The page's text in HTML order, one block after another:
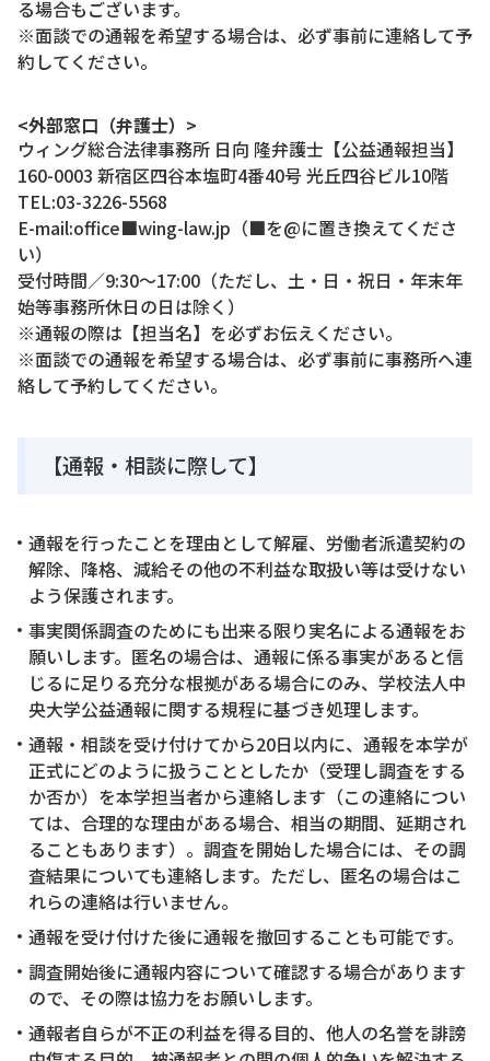
る場合もございます。
※面談での通報を希望する場合は、必ず事前に連絡して予
約してください。
<外部窓口（弁護士）>
ウィング総合法律事務所 日向 隆弁護士【公益通報担当】
160-0003 新宿区四谷本塩町4番40号 光丘四谷ビル10階
TEL:03-3226-5568
E-mail:office■wing-law.jp（■を@に置き換えてくださ
い）
受付時間／9:30～17:00（ただし、土・日・祝日・年末年
始等事務所休日の日は除く）
※通報の際は【担当名】を必ずお伝えください。
※面談での通報を希望する場合は、必ず事前に事務所へ連
絡して予約してください。
【通報・相談に際して】
通報を行ったことを理由として解雇、労働者派遣契約の
解除、降格、減給その他の不利益な取扱い等は受けない
よう保護されます。
事実関係調査のためにも出来る限り実名による通報をお
願いします。匿名の場合は、通報に係る事実があると信
じるに足りる充分な根拠がある場合にのみ、学校法人中
央大学公益通報に関する規程に基づき処理します。
通報・相談を受け付けてから20日以内に、通報を本学が
正式にどのように扱うこととしたか（受理し調査をする
か否か）を本学担当者から連絡します（この連絡につい
ては、合理的な理由がある場合、相当の期間、延期され
ることもあります）。調査を開始した場合には、その調
査結果についても連絡します。ただし、匿名の場合はこ
れらの連絡は行いません。
通報を受け付けた後に通報を撤回することも可能です。
調査開始後に通報内容について確認する場合があります
ので、その際は協力をお願いします。
通報者自らが不正の利益を得る目的、他人の名誉を誹謗